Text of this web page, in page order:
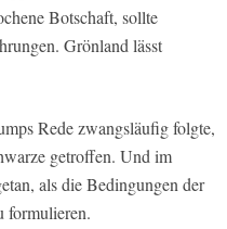
Botschaft, sollte
Grönland lässt
Rede zwangsläufig folgte,
getroffen. Und im
als die Bedingungen der
formulieren.